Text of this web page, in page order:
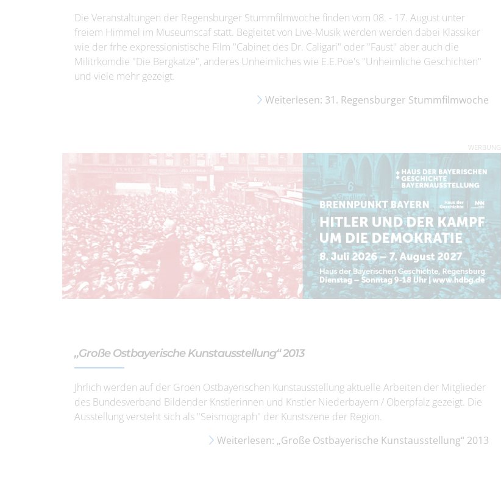
Die Veranstaltungen der Regensburger Stummfilmwoche finden vom 08. - 17. August unter
freiem Himmel im Museumscaf statt. Begleitet von Live-Musik werden werden dabei Klassiker
wie der frhe expressionistische Film "Cabinet des Dr. Caligari" oder "Faust" aber auch die
Militrkomdie "Die Bergkatze", anderes Unheimliches wie E.E.Poe's "Unheimliche Geschichten"
und viele mehr gezeigt.
Weiterlesen: 31. Regensburger Stummfilmwoche
WERBUNG
„Große Ostbayerische Kunstausstellung“ 2013
Jhrlich werden auf der Groen Ostbayerischen Kunstausstellung aktuelle Arbeiten der Mitglieder
des Bundesverband Bildender Knstlerinnen und Knstler Niederbayern / Oberpfalz gezeigt. Die
Ausstellung versteht sich als "Seismograph" der Kunstszene der Region.
Weiterlesen: „Große Ostbayerische Kunstausstellung“ 2013